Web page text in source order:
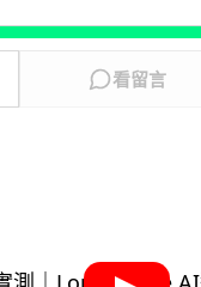
看留言